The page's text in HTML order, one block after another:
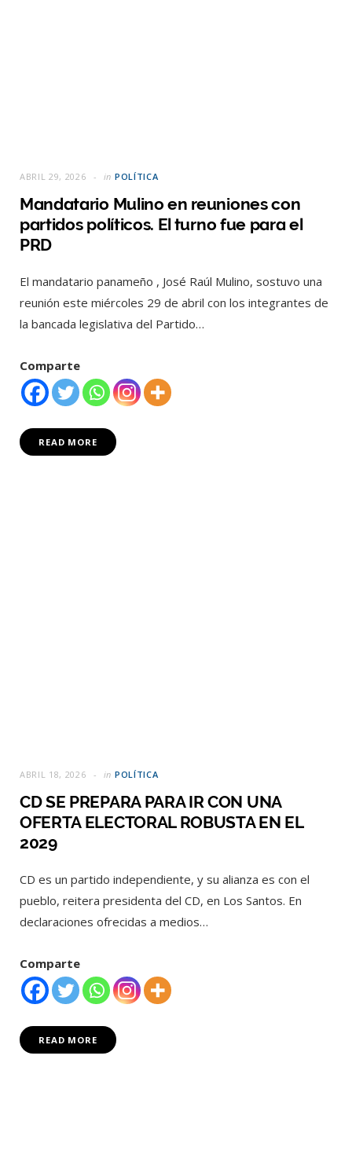
ABRIL 29, 2026 in POLÍTICA
Mandatario Mulino en reuniones con
partidos políticos. El turno fue para el
PRD
El mandatario panameño , José Raúl Mulino, sostuvo una
reunión este miércoles 29 de abril con los integrantes de
la bancada legislativa del Partido…
Comparte
READ MORE
ABRIL 18, 2026 in POLÍTICA
CD SE PREPARA PARA IR CON UNA
OFERTA ELECTORAL ROBUSTA EN EL
2029
CD es un partido independiente, y su alianza es con el
pueblo, reitera presidenta del CD, en Los Santos. En
declaraciones ofrecidas a medios…
Comparte
READ MORE